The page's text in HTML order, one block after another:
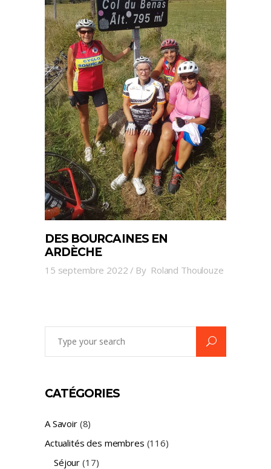
DES BOURCAINES EN
ARDÈCHE
15 septembre 2022 By Roland Thoulouze
CATÉGORIES
A Savoir(8)
Actualités des membres (116)
Séjour (17)